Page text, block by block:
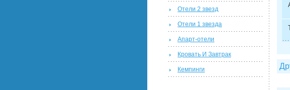
Отели 2 звезд
Отели 1 звезда
Апарт-отели
Кровать И Завтрак
Кемпинги